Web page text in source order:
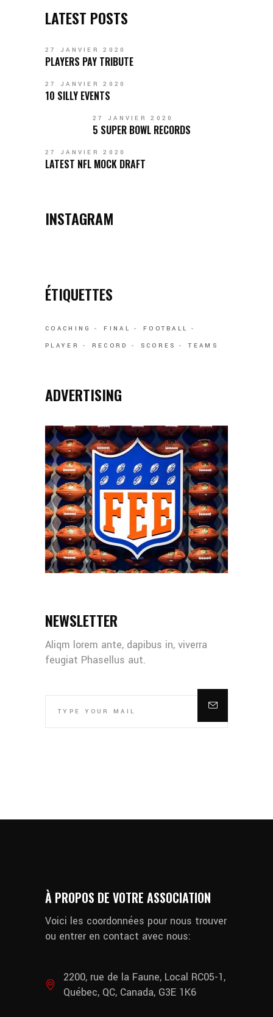
LATEST POSTS
27 JANVIER 2020
PLAYERS PAY TRIBUTE
27 JANVIER 2020
10 SILLY EVENTS
27 JANVIER 2020
5 SUPER BOWL RECORDS
27 JANVIER 2020
LATEST NFL MOCK DRAFT
INSTAGRAM
ÉTIQUETTES
COACHING FINAL
FOOTBALL
PLAYER
RECORD SCORES TEAMS
ADVERTISING
NEWSLETTER
Aliqm lorem ante, dapibus in, viverra
feugiat Phasellus aut.
À PROPOS DE VOTRE ASSOCIATION
Voici les coordonnées pour nous trouver
ou entrer en contact avec nous:
2200, rue de la Faune, Local RC05-1,
Québec, QC, Canada, G3E 1K6